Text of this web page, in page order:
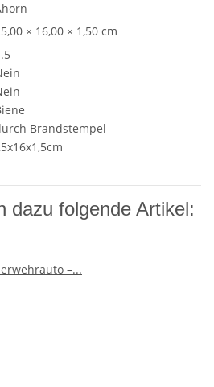
× 16,00 × 1,50 cm
Brandstempel
dazu folgende Artikel: